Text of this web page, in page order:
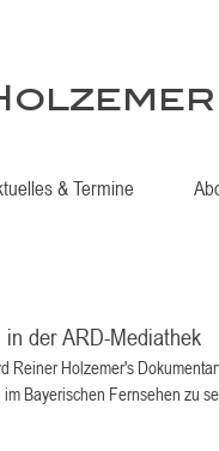
& Termine
der ARD-Mediathek
Reiner Holzemer's
Bayerischen Fernsehen zu